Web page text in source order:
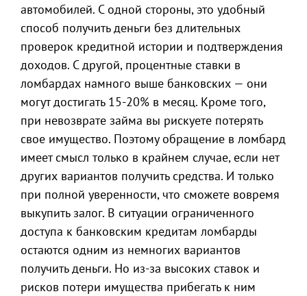
автомобилей. С одной стороны, это удобный
способ получить деньги без длительных
проверок кредитной истории и подтверждения
доходов. С другой, процентные ставки в
ломбардах намного выше банковских — они
могут достигать 15-20% в месяц. Кроме того,
при невозврате займа вы рискуете потерять
свое имущество. Поэтому обращение в ломбард
имеет смысл только в крайнем случае, если нет
других вариантов получить средства. И только
при полной уверенности, что сможете вовремя
выкупить залог. В ситуации ограниченного
доступа к банковским кредитам ломбарды
остаются одним из немногих вариантов
получить деньги. Но из-за высоких ставок и
рисков потери имущества прибегать к ним